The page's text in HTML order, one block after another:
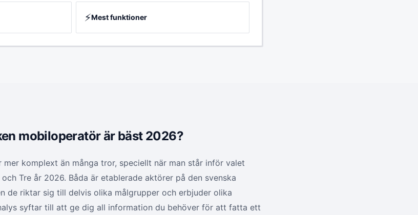
⚡Mest funktioner
mobiloperatör är bäst 2026?
komplext än många tror, speciellt när man står inför valet
Tre år 2026. Båda är etablerade aktörer på den svenska
de riktar sig till delvis olika målgrupper och erbjuder olika
syftar till att ge dig all information du behöver för att fatta ett